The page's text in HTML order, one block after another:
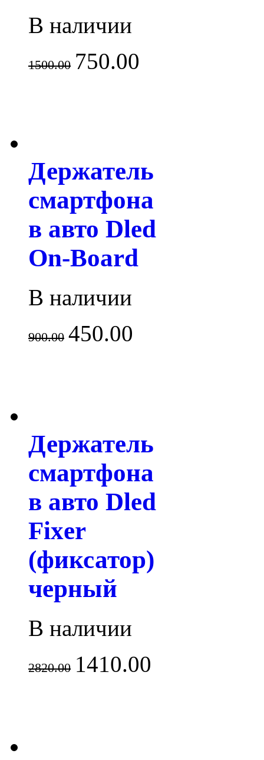
В наличии
1500.00 750.00
Держатель
смартфона
в авто Dled
On-Board
В наличии
900.00 450.00
Держатель
смартфона
в авто Dled
Fixer
(фиксатор)
черный
В наличии
2820.00 1410.00